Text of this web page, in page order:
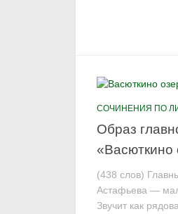
СОЧИНЕНИЯ ПО
Образ
(438 слов)
Астафьева —
Звучит как